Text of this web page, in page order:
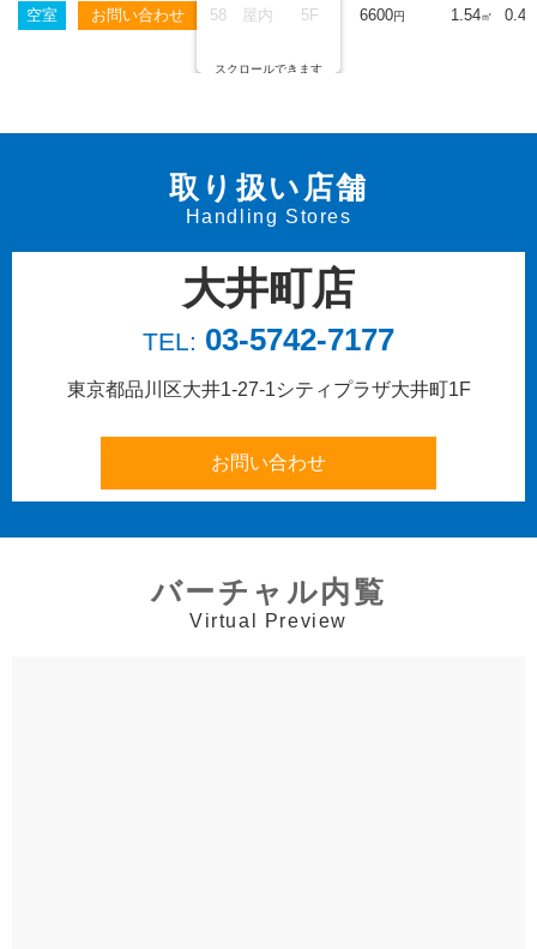
空室 58 屋内 5F 6600円 1.54㎡ 0.47
スクロールできます
取り扱い店舗
Handling Stores
大井町店
TEL: 03-5742-7177
東京都品川区大井1-27-1シティプラザ大井町1F
バーチャル内覧
Virtual Preview